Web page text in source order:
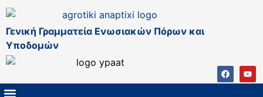
Γενική Γραμματεία Ενωσιακών Πόρων και
Υποδομών